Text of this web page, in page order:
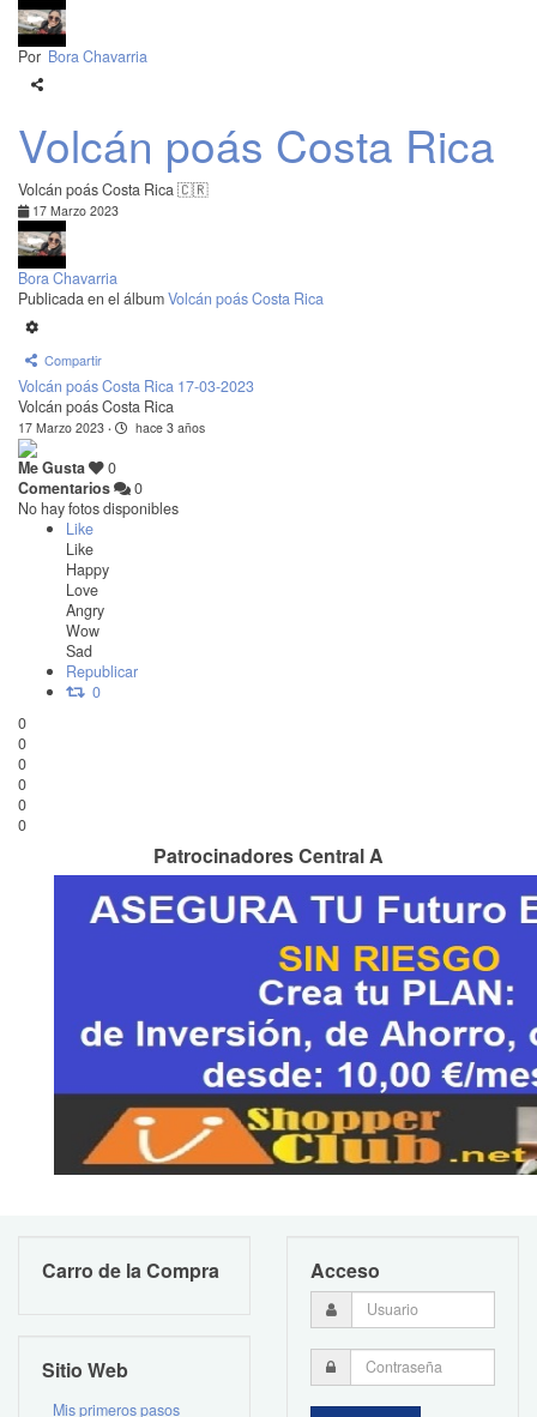
Por Bora Chavarria
Volcán poás Costa Rica
Volcán poás Costa Rica 🇨🇷
17 Marzo 2023
Bora Chavarria
Publicada en el álbumVolcán poás Costa Rica
Compartir
Volcán poás Costa Rica 17-03-2023
Volcán poás Costa Rica
17 Marzo 2023 · hace 3 años
Me Gusta
0
Comentarios
0
No hay fotos disponibles
Like
Like
Happy
Love
Angry
Wow
Sad
Republicar
0
0
0
0
0
0
0
Patrocinadores Central A
Carro de la Compra
Sitio Web
Mis primeros pasos
Acceso